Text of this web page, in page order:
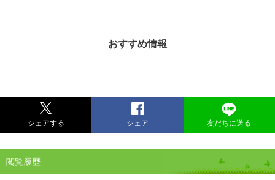
おすすめ情報
シェアする シェア 友だちに送る
閲覧履歴